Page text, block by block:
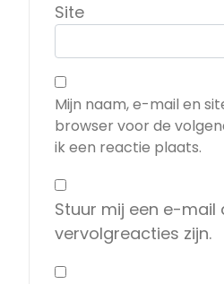
Site
Mijn naam, e-mail en
browser voor de
ik een reactie plaats.
Stuur mij een e-mail
vervolgreacties zijn.